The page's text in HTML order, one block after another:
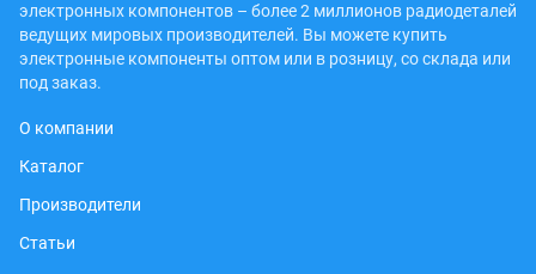
электронных компонентов – более 2 миллионов радиодеталей
ведущих мировых производителей. Вы можете купить
электронные компоненты оптом или в розницу, со склада или
под заказ.
О компании
Каталог
Производители
Статьи